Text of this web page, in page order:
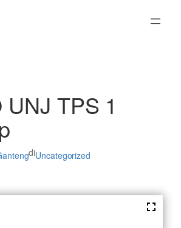
UNJ TPS 1
diUncategorized